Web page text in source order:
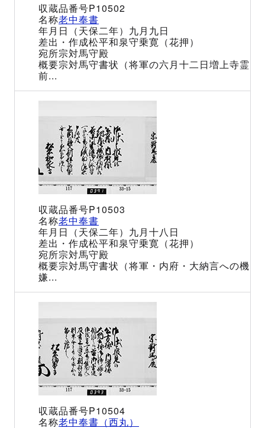
P10502
老中奉書
（天保二年）九月九日
松平和泉守乗寛（花押）
宗対馬守殿
宗対馬守書状（将軍の六月十二日増上寺霊
前...
P10503
老中奉書
（天保二年）九月十八日
松平和泉守乗寛（花押）
宗対馬守殿
宗対馬守書状（将軍・内府・大納言への機
嫌...
P10504
老中奉書（西丸）